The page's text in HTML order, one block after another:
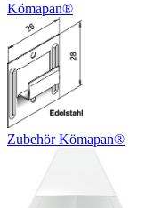
Kömapan®
Zubehör Kömapan®